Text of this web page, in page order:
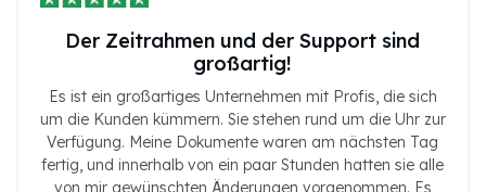
Der Zeitrahmen und der Support sind
großartig!
Es ist ein großartiges Unternehmen mit Profis, die sich
um die Kunden kümmern. Sie stehen rund um die Uhr zur
Verfügung. Meine Dokumente waren am nächsten Tag
fertig, und innerhalb von ein paar Stunden hatten sie alle
von mir gewünschten Änderungen vorgenommen. Es